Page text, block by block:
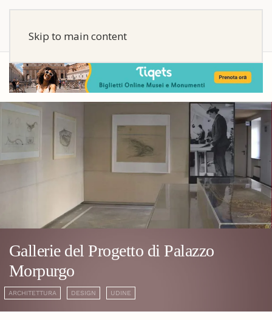
Skip to main content
Gallerie del Progetto di Palazzo
Morpurgo
ARCHITETTURA DESIGN UDINE